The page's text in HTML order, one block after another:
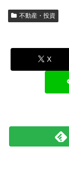
不動産・投資
X